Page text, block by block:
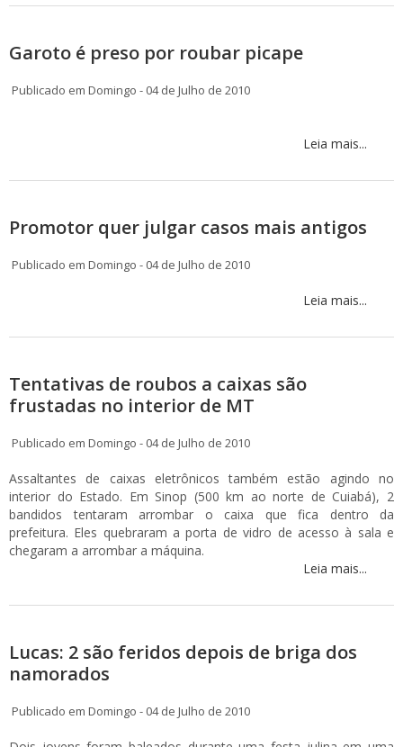
Garoto é preso por roubar picape
Publicado em Domingo - 04 de Julho de 2010
Leia mais...
Promotor quer julgar casos mais antigos
Publicado em Domingo - 04 de Julho de 2010
Leia mais...
Tentativas de roubos a caixas são
frustadas no interior de MT
Publicado em Domingo - 04 de Julho de 2010
Assaltantes de caixas eletrônicos também estão agindo no
interior do Estado. Em Sinop (500 km ao norte de Cuiabá), 2
bandidos tentaram arrombar o caixa que fica dentro da
prefeitura. Eles quebraram a porta de vidro de acesso à sala e
chegaram a arrombar a máquina.
Leia mais...
Lucas: 2 são feridos depois de briga dos
namorados
Publicado em Domingo - 04 de Julho de 2010